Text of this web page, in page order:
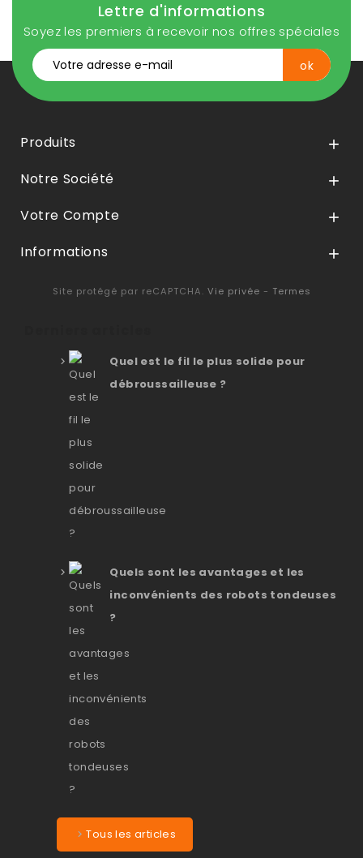
Lettre d'informations
Soyez les premiers à recevoir nos offres spéciales
Produits 
Notre Société 
Votre Compte 
Informations 
Site protégé par reCAPTCHA. Vie privée - Termes
Quel est le fil le plus solide pour
débroussailleuse ?
Quels sont les avantages et les
inconvénients des robots tondeuses
?
Tous les articles